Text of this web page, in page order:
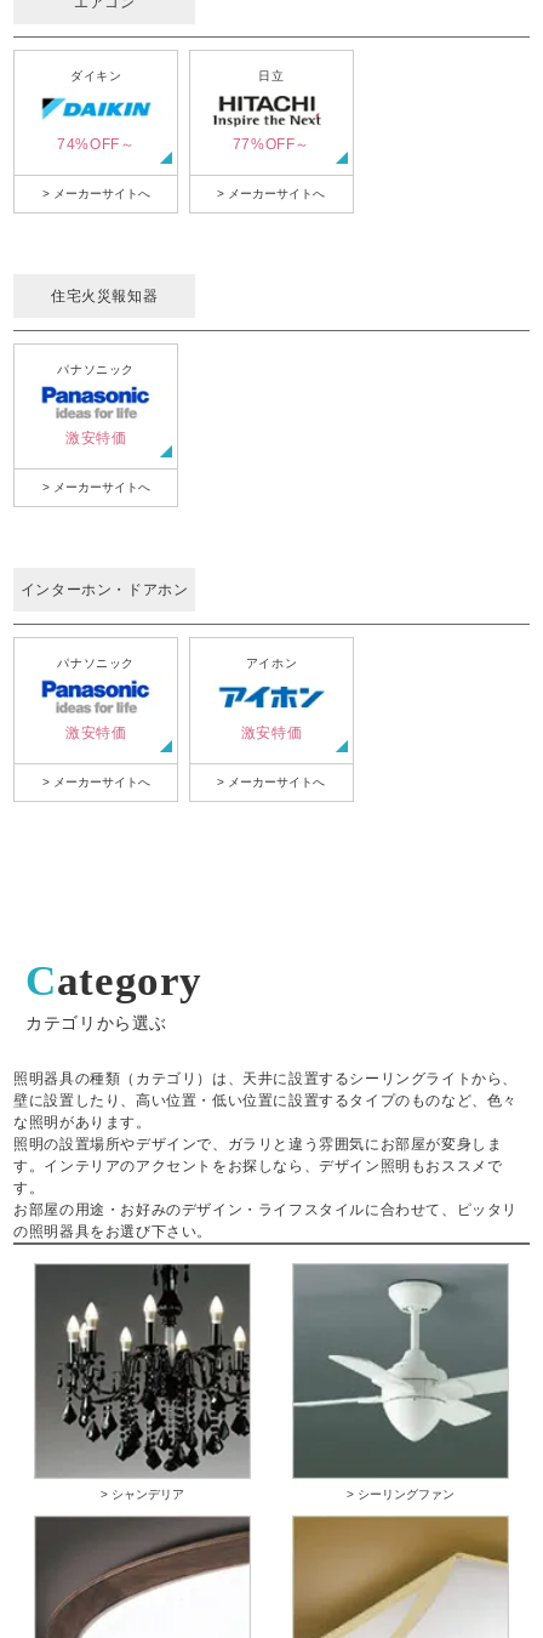
ダイキン
74%OFF～
> メーカーサイトへ
日立
77%OFF～
> メーカーサイトへ
住宅火災報知器
パナソニック
激安特価
> メーカーサイトへ
インターホン・ドアホン
パナソニック
激安特価
> メーカーサイトへ
アイホン
激安特価
> メーカーサイトへ
Category
カテゴリから選ぶ
照明器具の種類（カテゴリ）は、天井に設置するシーリングライトから、
壁に設置したり、高い位置・低い位置に設置するタイプのものなど、色々
な照明があります。
照明の設置場所やデザインで、ガラリと違う雰囲気にお部屋が変身しま
す。インテリアのアクセントをお探しなら、デザイン照明もおススメで
す。
お部屋の用途・お好みのデザイン・ライフスタイルに合わせて、ピッタリ
の照明器具をお選び下さい。
> シャンデリア > シーリングファン